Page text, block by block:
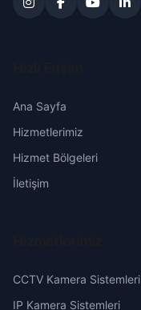
Edirne
Erzurum
Hakkari
Ana Sayfa
Hizmetlerimiz
Hizmet Bölgeleri
İletişim
CCTV Kamera Sistemleri
IP Kamera Sistemleri